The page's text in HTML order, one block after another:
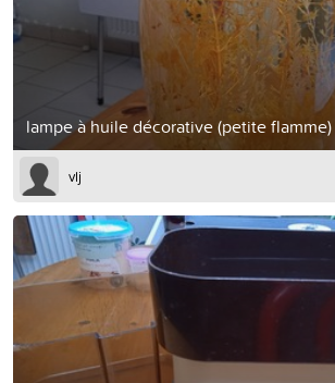
lampe à huile décorative (petite flamme)
vlj